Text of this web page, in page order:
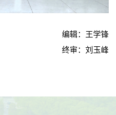
编辑：王学锋
终审：刘玉峰